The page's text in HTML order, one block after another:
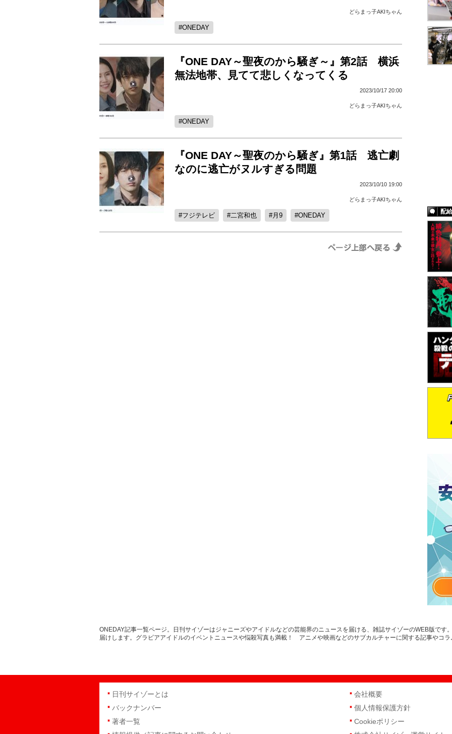
どらまっ子AKIちゃん
ONEDAY
『ONE DAY～聖夜のから騒ぎ～』第2話 横浜
無法地帯、見てて悲しくなってくる
2023/10/17 20:00
どらまっ子AKIちゃん
ONEDAY
『ONE DAY～聖夜のから騒ぎ』第1話 逃亡劇
なのに逃亡がヌルすぎる問題
2023/10/10 19:00
どらまっ子AKIちゃん
フジテレビ 二宮和也 月9 ONEDAY
配
ONEDAY記事一覧ページ。日刊サイゾーはジャニーズやアイドルなどの芸能界のニュースを届ける、雑誌サイゾーのWEB版です
届けします。グラビアアイドルのイベントニュースや悩殺写真も満載！ アニメや映画などのサブカルチャーに関する記事やコラ
日刊サイゾーとは
バックナンバー
著者一覧
会社概要
個人情報保護方針
Cookieポリシー